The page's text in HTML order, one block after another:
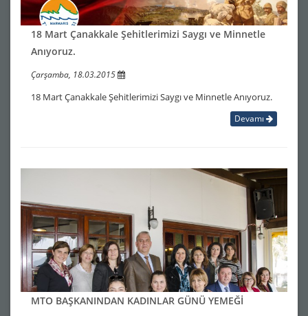
18 Mart Çanakkale Şehitlerimizi Saygı ve Minnetle
Anıyoruz.
Çarşamba, 18.03.2015
18 Mart Çanakkale Şehitlerimizi Saygı ve Minnetle Anıyoruz.
Devamı
MTO BAŞKANINDAN KADINLAR GÜNÜ YEMEĞİ